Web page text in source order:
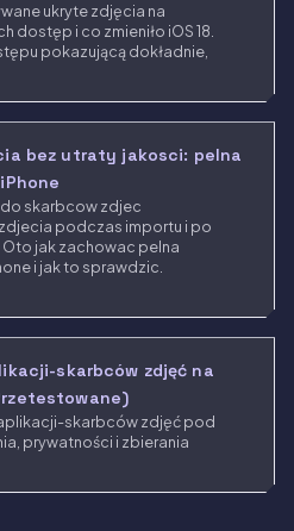
ukryte zdjęcia na
dostęp i co zmieniło iOS 18.
pokazującą dokładnie,
bez utraty jakosci: pelna
skarbcow zdjec
podczas importu i po
jak zachowac pelna
i jak to sprawdzic.
skarbców zdjęć na
skarbców zdjęć pod
prywatności i zbierania